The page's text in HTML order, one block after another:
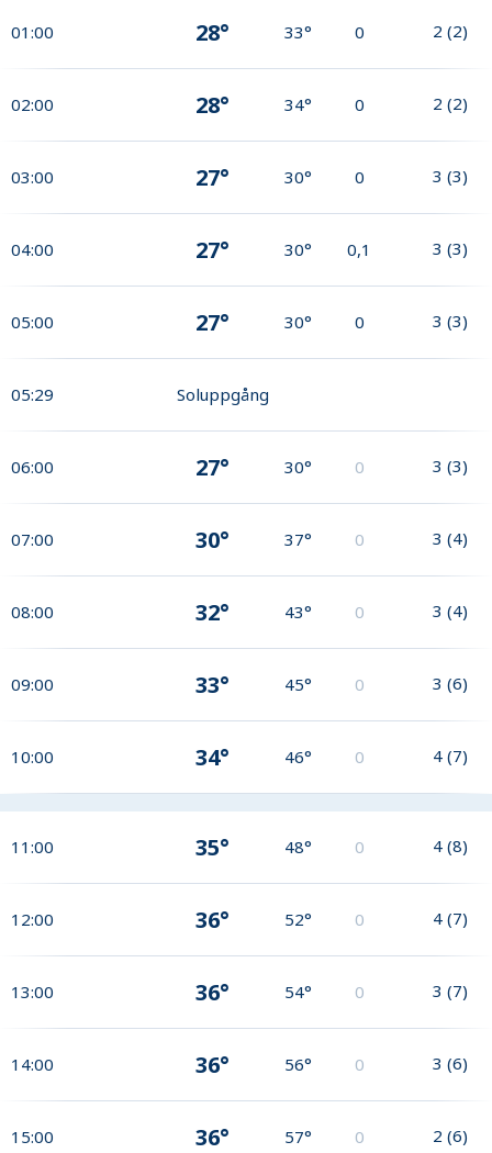
01:00 28° 33° 0 2 (2)
02:00 28° 34° 0 2 (2)
03:00 27° 30° 0 3 (3)
04:00 27° 30° 0,1 3 (3)
05:00 27° 30° 0 3 (3)
05:29 Soluppgång
06:00 27° 30° 0 3 (3)
07:00 30° 37° 0 3 (4)
08:00 32° 43° 0 3 (4)
09:00 33° 45° 0 3 (6)
10:00 34° 46° 0 4 (7)
11:00 35° 48° 0 4 (8)
12:00 36° 52° 0 4 (7)
13:00 36° 54° 0 3 (7)
14:00 36° 56° 0 3 (6)
15:00 36° 57° 0 2 (6)